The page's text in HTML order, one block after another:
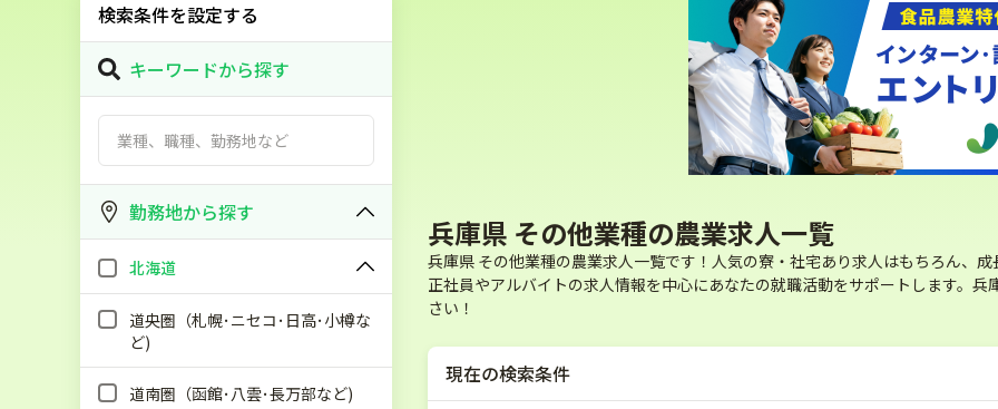
検索条件を設定する
キーワードから探す
勤務地から探す
北海道
道央圏（札幌･ニセコ･日高･小樽な
ど)
道南圏（函館･八雲･長万部など)
兵庫県 その他業種の農業求人一覧
兵庫県 その他業種の農業求人一覧です！人気の寮・社宅あり求人はもちろん、
正社員やアルバイトの求人情報を中心にあなたの就職活動をサポートします。
さい！
現在の検索条件